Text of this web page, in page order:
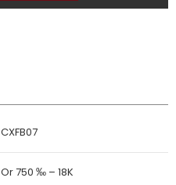
CXFB07
Or 750 ‰ – 18K